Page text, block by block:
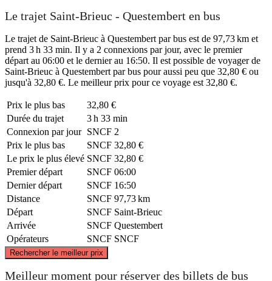
Le trajet Saint-Brieuc - Questembert en bus
Le trajet de Saint-Brieuc à Questembert par bus est de 97,73 km et
prend 3 h 33 min. Il y a 2 connexions par jour, avec le premier
départ au 06:00 et le dernier au 16:50. Il est possible de voyager de
Saint-Brieuc à Questembert par bus pour aussi peu que 32,80 € ou
jusqu'à 32,80 €. Le meilleur prix pour ce voyage est 32,80 €.
Prix ​​le plus bas
32,80 €
Durée du trajet
3 h 33 min
Connexion par jour SNCF 2
Prix ​​le plus bas
SNCF 32,80 €
Le prix le plus élevé SNCF 32,80 €
Premier départ
SNCF 06:00
Dernier départ
SNCF 16:50
Distance
SNCF 97,73 km
Départ
SNCF Saint-Brieuc
Arrivée
SNCF Questembert
Opérateurs
SNCF SNCF
Rechercher le meilleur prix
Meilleur moment pour réserver des billets de bus